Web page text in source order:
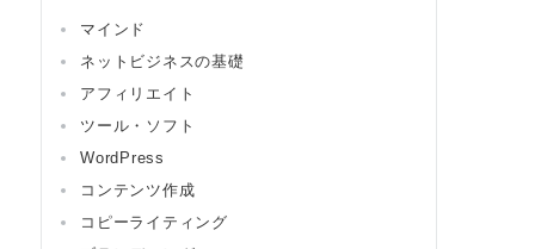
マインド
ネットビジネスの基礎
アフィリエイト
ツール・ソフト
WordPress
コンテンツ作成
コピーライティング